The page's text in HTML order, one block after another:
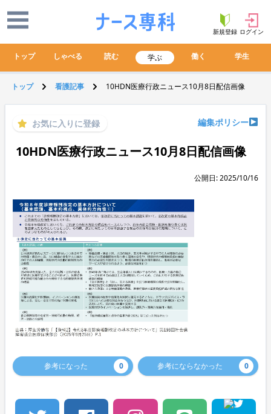
新規登録 ログイン
トップ しゃべる 読む 学ぶ 働く 学生
トップ 看護記事 10HDN医療行政ニュース10月8日配信画像
お気に入りに登録 編集ポリシー
10HDN医療行政ニュース10月8日配信画像
公開日: 2025/10/16
参考になった 0 参考にならなかった 0